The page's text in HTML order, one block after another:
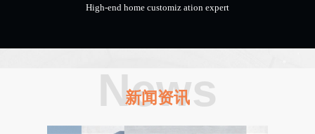
High-end home customiz ation expert
News
新闻资讯